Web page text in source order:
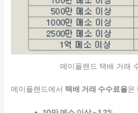
메이플랜드 택배 거래
메이플랜드에서 택배 거래 수수료율은